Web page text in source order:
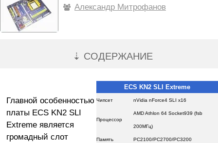
Александр Митрофанов
⇣ СОДЕРЖАНИЕ
ECS KN2 SLI Extreme
Чипсет nVidia nForce4 SLI х16
Процессор
AMD Athlon 64 Socket939 (fsb
200МГц)
Память PC2100/PC2700/PC3200
Главной особенностью
платы ECS KN2 SLI
Extreme является
громадный слот